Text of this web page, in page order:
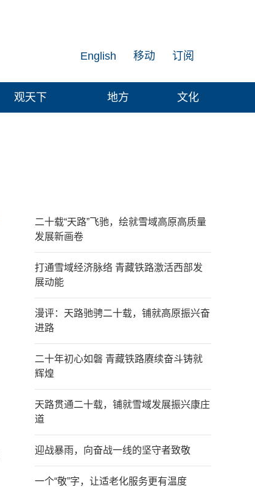
订阅
移动
English
观天下 地方 文化
二十载“天路”飞驰，绘就雪域高原高质量
发展新画卷
打通雪域经济脉络 青藏铁路激活西部发
展动能
漫评：天路驰骋二十载，铺就高原振兴奋
进路
二十年初心如磐 青藏铁路赓续奋斗铸就
辉煌
天路贯通二十载，铺就雪域发展振兴康庄
道
迎战暴雨，向奋战一线的坚守者致敬
一个“敬”字，让适老化服务更有温度